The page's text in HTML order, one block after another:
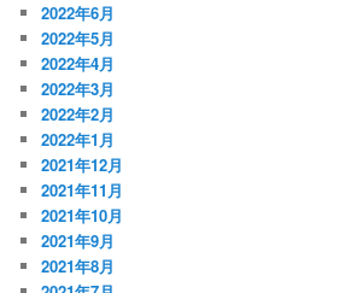
2022年6月
2022年5月
2022年4月
2022年3月
2022年2月
2022年1月
2021年12月
2021年11月
2021年10月
2021年9月
2021年8月